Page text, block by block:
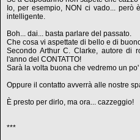
Io, per esempio, NON ci vado... però
intelligente.
Boh... dai... basta parlare del passato.
Che cosa vi aspettate di bello e di
Secondo Arthur C. Clarke, autore di
l'anno del CONTATTO!
Sarà la volta buona che vedremo un
Oppure il contatto avverrà alle nostre
È presto per dirlo, ma ora... cazzeggio!
***